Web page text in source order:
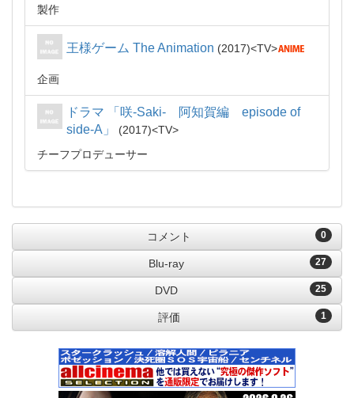
製作
王様ゲーム The Animation 2017 TV
企画
ドラマ 「咲-Saki- 阿知賀編 episode of
side-A」
2017
TV
チーフプロデューサー
0
コメント
27
Blu-ray
25
DVD
1
評価